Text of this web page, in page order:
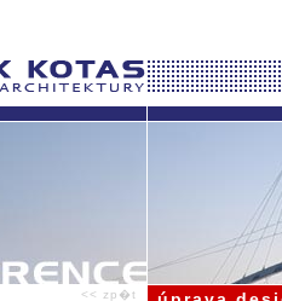
<< zp�t